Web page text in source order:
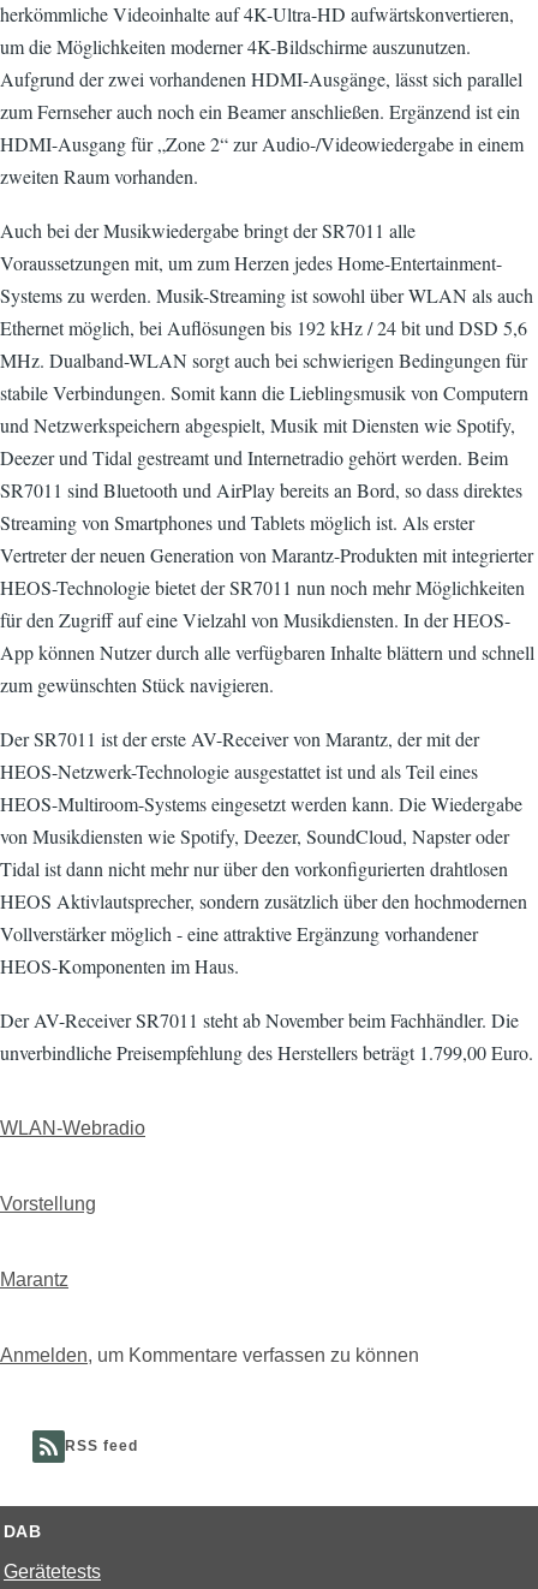
herkömmliche Videoinhalte auf 4K-Ultra-HD aufwärtskonvertieren,
um die Möglichkeiten moderner 4K-Bildschirme auszunutzen.
Aufgrund der zwei vorhandenen HDMI-Ausgänge, lässt sich parallel
zum Fernseher auch noch ein Beamer anschließen. Ergänzend ist ein
HDMI-Ausgang für „Zone 2“ zur Audio-/Videowiedergabe in einem
zweiten Raum vorhanden.
Auch bei der Musikwiedergabe bringt der SR7011 alle
Voraussetzungen mit, um zum Herzen jedes Home-Entertainment-
Systems zu werden. Musik-Streaming ist sowohl über WLAN als auch
Ethernet möglich, bei Auflösungen bis 192 kHz / 24 bit und DSD 5,6
MHz. Dualband-WLAN sorgt auch bei schwierigen Bedingungen für
stabile Verbindungen. Somit kann die Lieblingsmusik von Computern
und Netzwerkspeichern abgespielt, Musik mit Diensten wie Spotify,
Deezer und Tidal gestreamt und Internetradio gehört werden. Beim
SR7011 sind Bluetooth und AirPlay bereits an Bord, so dass direktes
Streaming von Smartphones und Tablets möglich ist. Als erster
Vertreter der neuen Generation von Marantz-Produkten mit integrierter
HEOS-Technologie bietet der SR7011 nun noch mehr Möglichkeiten
für den Zugriff auf eine Vielzahl von Musikdiensten. In der HEOS-
App können Nutzer durch alle verfügbaren Inhalte blättern und schnell
zum gewünschten Stück navigieren.
Der SR7011 ist der erste AV-Receiver von Marantz, der mit der
HEOS-Netzwerk-Technologie ausgestattet ist und als Teil eines
HEOS-Multiroom-Systems eingesetzt werden kann. Die Wiedergabe
von Musikdiensten wie Spotify, Deezer, SoundCloud, Napster oder
Tidal ist dann nicht mehr nur über den vorkonfigurierten drahtlosen
HEOS Aktivlautsprecher, sondern zusätzlich über den hochmodernen
Vollverstärker möglich - eine attraktive Ergänzung vorhandener
HEOS-Komponenten im Haus.
Der AV-Receiver SR7011 steht ab November beim Fachhändler. Die
unverbindliche Preisempfehlung des Herstellers beträgt 1.799,00 Euro.
WLAN-Webradio
Vorstellung
Marantz
Anmelden, um Kommentare verfassen zu können
RSS feed
DAB
Gerätetests